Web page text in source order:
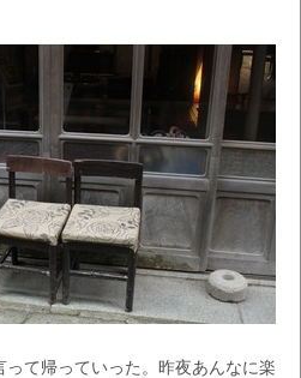
て帰っていった。昨夜あんなに楽